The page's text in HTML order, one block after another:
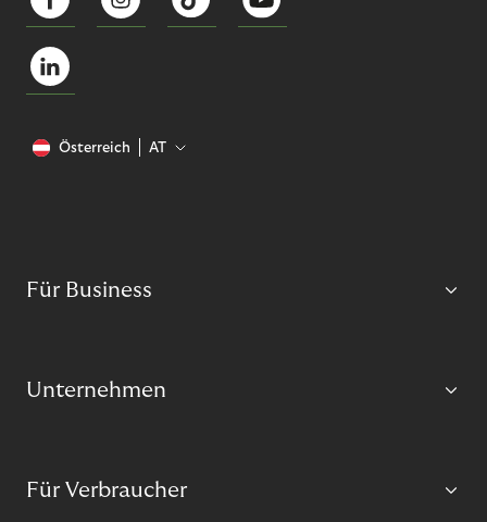
Österreich AT
Für Business
Unternehmen
Für Verbraucher